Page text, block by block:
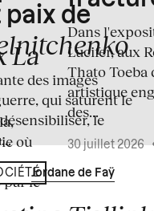
La
où
par le
de
des images
qui saturent le
le
par Jordane de Faÿ
Dans
Lucifer, aux
Thato Toeba
artistique
des...
30 juillet 2026